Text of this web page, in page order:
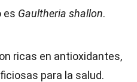
es Gaultheria shallon.
ricas en antioxidantes,
para la salud.